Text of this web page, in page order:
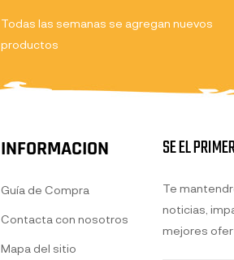
Todas las semanas se agregan nuevos
productos
INFORMACION
Guía de Compra
Contacta con nosotros
Mapa del sitio
SE EL
Te
noticias,
mejores